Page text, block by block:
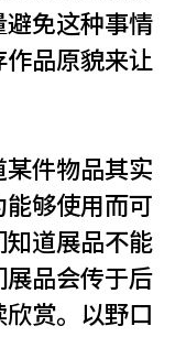
免这种事情
品原貌来让
件物品其实
够使用而可
道展品不能
品会传于后
赏。以野口